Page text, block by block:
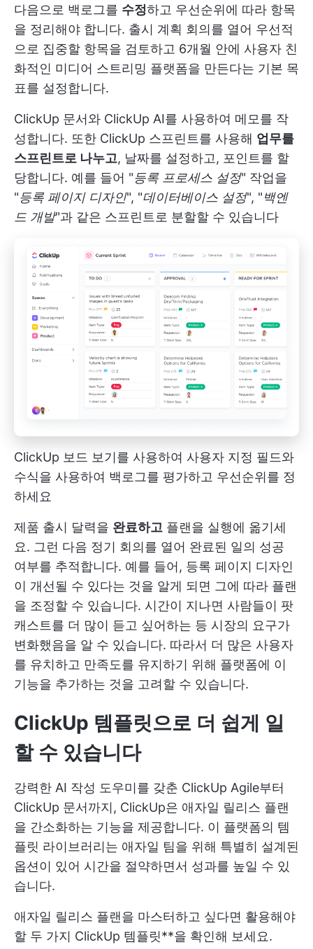
다음으로 백로그를 수정하고 우선순위에 따라 항목
을 정리해야 합니다. 출시 계획 회의를 열어 우선적
으로 집중할 항목을 검토하고 6개월 안에 사용자 친
화적인 미디어 스트리밍 플랫폼을 만든다는 기본 목
표를 설정합니다.
ClickUp 문서와 ClickUp AI를 사용하여 메모를 작
성합니다. 또한 ClickUp 스프린트를 사용해 업무를
스프린트로 나누고, 날짜를 설정하고, 포인트를 할
당합니다. 예를 들어 "등록 프로세스 설정" 작업을
"등록 페이지 디자인", "데이터베이스 설정", "백엔
드 개발"과 같은 스프린트로 분할할 수 있습니다
ClickUp 보드 보기를 사용하여 사용자 지정 필드와
수식을 사용하여 백로그를 평가하고 우선순위를 정
하세요
제품 출시 달력을 완료하고 플랜을 실행에 옮기세
요. 그런 다음 정기 회의를 열어 완료된 일의 성공
여부를 추적합니다. 예를 들어, 등록 페이지 디자인
이 개선될 수 있다는 것을 알게 되면 그에 따라 플랜
을 조정할 수 있습니다. 시간이 지나면 사람들이 팟
캐스트를 더 많이 듣고 싶어하는 등 시장의 요구가
변화했음을 알 수 있습니다. 따라서 더 많은 사용자
를 유치하고 만족도를 유지하기 위해 플랫폼에 이
기능을 추가하는 것을 고려할 수 있습니다.
ClickUp 템플릿으로 더 쉽게 일
할 수 있습니다
강력한 AI 작성 도우미를 갖춘 ClickUp Agile부터
ClickUp 문서까지, ClickUp은 애자일 릴리스 플랜
을 간소화하는 기능을 제공합니다. 이 플랫폼의 템
플릿 라이브러리는 애자일 팀을 위해 특별히 설계된
옵션이 있어 시간을 절약하면서 성과를 높일 수 있
습니다.
애자일 릴리스 플랜을 마스터하고 싶다면 활용해야
할 두 가지 ClickUp 템플릿**을 확인해 보세요.